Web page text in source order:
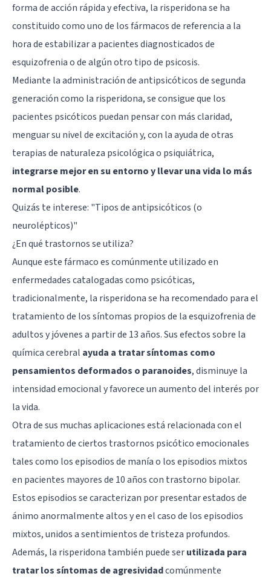
forma de acción rápida y efectiva, la risperidona se ha
constituido como uno de los fármacos de referencia a la
hora de estabilizar a pacientes diagnosticados de
esquizofrenia o de algún otro tipo de psicosis.
Mediante la administración de antipsicóticos de segunda
generación como la risperidona, se consigue que los
pacientes psicóticos puedan pensar con más claridad,
menguar su nivel de excitación y, con la ayuda de otras
terapias de naturaleza psicológica o psiquiátrica,
integrarse mejor en su entorno y llevar una vida lo más
normal posible.
Quizás te interese: "Tipos de antipsicóticos (o
neurolépticos)"
¿En qué trastornos se utiliza?
Aunque este fármaco es comúnmente utilizado en
enfermedades catalogadas como psicóticas,
tradicionalmente, la risperidona se ha recomendado para el
tratamiento de los síntomas propios de la esquizofrenia de
adultos y jóvenes a partir de 13 años. Sus efectos sobre la
química cerebral ayuda a tratar síntomas como
pensamientos deformados o paranoides, disminuye la
intensidad emocional y favorece un aumento del interés por
la vida.
Otra de sus muchas aplicaciones está relacionada con el
tratamiento de ciertos trastornos psicótico emocionales
tales como los episodios de manía o los episodios mixtos
en pacientes mayores de 10 años con trastorno bipolar.
Estos episodios se caracterizan por presentar estados de
ánimo anormalmente altos y en el caso de los episodios
mixtos, unidos a sentimientos de tristeza profundos.
Además, la risperidona también puede serutilizada para
tratar los síntomas de agresividadcomúnmente